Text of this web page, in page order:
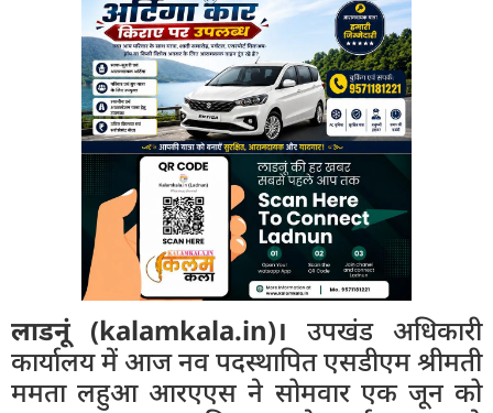
लाडनूं (kalamkala.in)। उपखंड अधिकारी
कार्यालय में आज नव पदस्थापित एसडीएम श्रीमती
ममता लहुआ आरएएस ने सोमवार एक जून को